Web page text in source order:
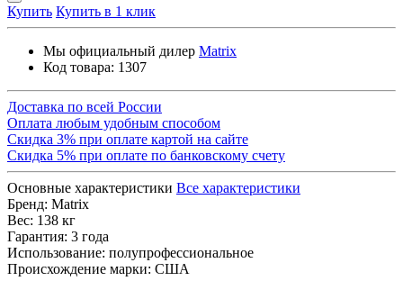
Купить Купить в 1 клик
Мы официальный дилер Matrix
Код товара: 1307
Доставка по всей России
Оплата любым удобным способом
Скидка 3% при оплате картой на сайте
Скидка 5% при оплате по банковскому счету
Основные характеристики Все характеристики
Бренд: Matrix
Вес: 138 кг
Гарантия: 3 года
Использование: полупрофессиональное
Происхождение марки: США